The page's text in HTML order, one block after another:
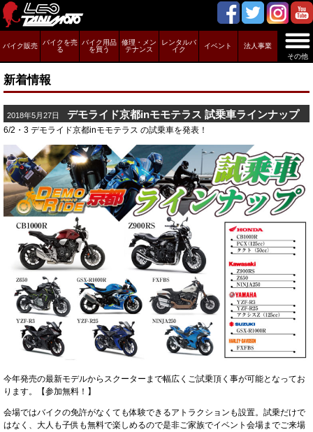
その他
バイク販売
バイクを売
る
バイク用品
を買う
修理・メン
テナンス
レンタルバ
イク
イベント 法人事業
新着情報
2018年5月27日 デモライド京都inモモテラス 試乗車ラインナップ
6/2・3 デモライド京都inモモテラス の試乗車を発表！
今年発売の最新モデルからスクーターまで幅広くご試乗頂く事が可能となってお
ります。【参加無料！】
会場ではバイクの免許がなくても体験できるアトラクションも設置。試乗だけで
はなく、大人も子供も無料で楽しめるので是非ご家族でイベント会場までご来場